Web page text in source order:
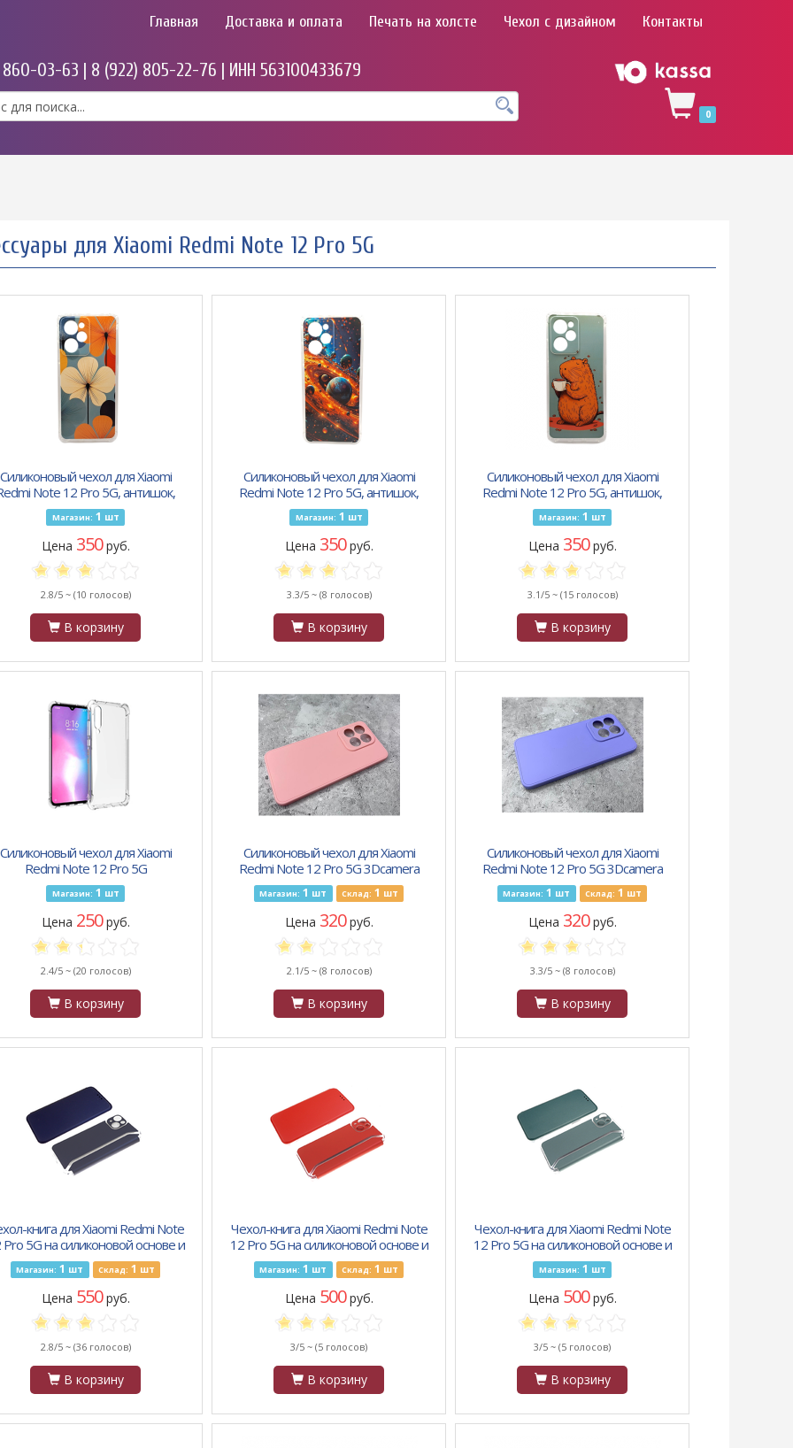
Главная Доставка и оплата Печать на холсте Чехол с дизайном Контакты
860-03-63 | 8 (922) 805-22-76 | ИНН 563100433679
0
для Xiaomi Redmi Note 12 Pro 5G
Силиконовый чехол для Xiaomi
Note 12 Pro 5G, антишок,
принт, цветок пять лепестков
Магазин: 1 шт
Цена 350руб.
2.8/5 ~ (10 голосов)
В корзину
Силиконовый чехол для Xiaomi
Redmi Note 12 Pro 5G, антишок,
принт, планета
Магазин: 1 шт
Цена 350руб.
3.3/5 ~ (8 голосов)
В корзину
Силиконовый чехол для Xiaomi
Redmi Note 12 Pro 5G, антишок,
принт, капибара пьёт кофе
Магазин: 1 шт
Цена 350руб.
3.1/5 ~ (15 голосов)
В корзину
Силиконовый чехол для Xiaomi
Redmi Note 12 Pro 5G
противоударный, антишок углы,
прозрачный
Магазин: 1 шт
Цена 250руб.
2.4/5 ~ (20 голосов)
В корзину
Силиконовый чехол для Xiaomi
Redmi Note 12 Pro 5G 3Dcamera
матовый с защитой камеры,
персиковый
Магазин: 1 шт Склад: 1 шт
Цена 320руб.
2.1/5 ~ (8 голосов)
В корзину
Силиконовый чехол для Xiaomi
Redmi Note 12 Pro 5G 3Dcamera
матовый с защитой камеры,
лавандовый
Магазин: 1 шт Склад: 1 шт
Цена 320руб.
3.3/5 ~ (8 голосов)
В корзину
книга для Xiaomi Redmi Note
Pro 5G на силиконовой основе и
Book, с защитой, темно-с
Магазин: 1 шт Склад: 1 шт
Цена 550руб.
2.8/5 ~ (36 голосов)
В корзину
Чехол-книга для Xiaomi Redmi Note
12 Pro 5G на силиконовой основе и
магните Book, с защитой, красная
Магазин: 1 шт Склад: 1 шт
Цена 500руб.
3/5 ~ (5 голосов)
В корзину
Чехол-книга для Xiaomi Redmi Note
12 Pro 5G на силиконовой основе и
магните Book, с защитой, зеленая
Магазин: 1 шт
Цена 500руб.
3/5 ~ (5 голосов)
В корзину